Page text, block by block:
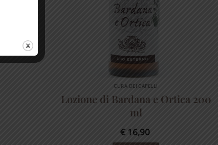
CURA DEI CAPELLI
Lozione di Bardana e Ortica 200
ml
€16,90